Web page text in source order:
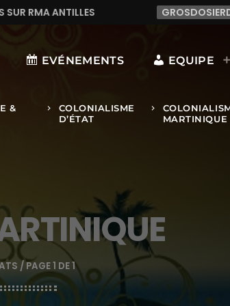
GROSDOSIERDU95 BIG UP À TOUTE LA
EVÉNEMENTS EQUIPE
&
keyboard_arrow_right
COLONIALISME
D’ÉTAT
keyboard_arrow_right
MARTINIQUE
/ PAGE 1 DE 1